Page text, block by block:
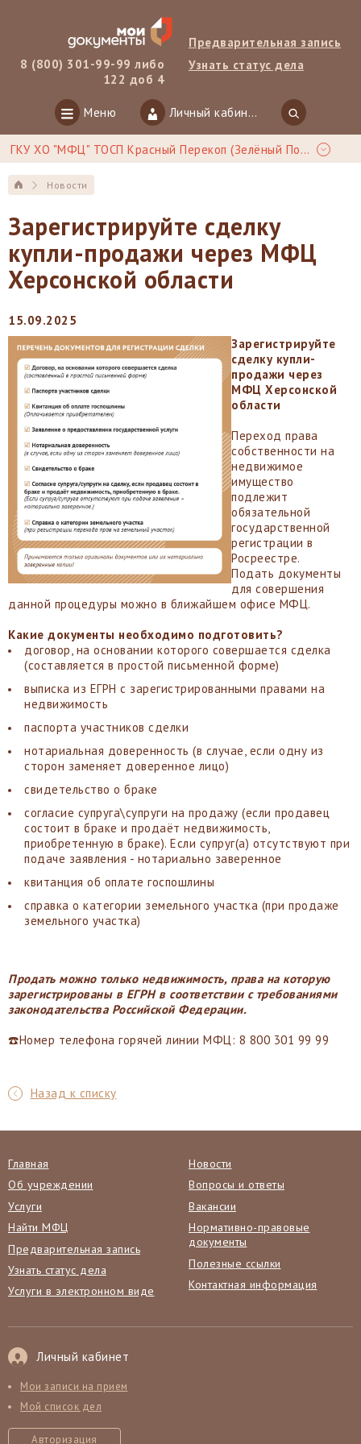
8 (800) 301-99-99 либо
122 доб 4
Предварительная запись
Узнать статус дела
Меню Личный кабинет
ГКУ ХО "МФЦ" ТОСП Красный Перекоп (Зелёный Под)
Новости
Зарегистрируйте сделку
купли-продажи через МФЦ
Херсонской области
15.09.2025
Зарегистрируйте
сделку купли-
продажи через
МФЦ Херсонской
области
Переход права
собственности на
недвижимое
имущество
подлежит
обязательной
государственной
регистрации в
Росреестре.
Подать документы
для совершения
данной процедуры можно в ближайшем офисе МФЦ.
Какие документы необходимо подготовить?
договор, на основании которого совершается сделка
(составляется в простой письменной форме)
выписка из ЕГРН с зарегистрированными правами на
недвижимость
паспорта участников сделки
нотариальная доверенность (в случае, если одну из
сторон заменяет доверенное лицо)
свидетельство о браке
согласие супруга\супруги на продажу (если продавец
состоит в браке и продаёт недвижимость,
приобретенную в браке). Если супруг(а) отсутствуют при
подаче заявления - нотариально заверенное
квитанция об оплате госпошлины
справка о категории земельного участка (при продаже
земельного участка)
Продать можно только недвижимость, права на которую
зарегистрированы в ЕГРН в соответствии с требованиями
законодательства Российской Федерации.
☎️Номер телефона горячей линии МФЦ: 8 800 301 99 99
Назад к списку
Главная
Об учреждении
Услуги
Найти МФЦ
Предварительная запись
Узнать статус дела
Услуги в электронном виде
Новости
Вопросы и ответы
Вакансии
Нормативно-правовые
документы
Полезные ссылки
Контактная информация
Личный кабинет
Мои записи на прием
Мой список дел
Авторизация